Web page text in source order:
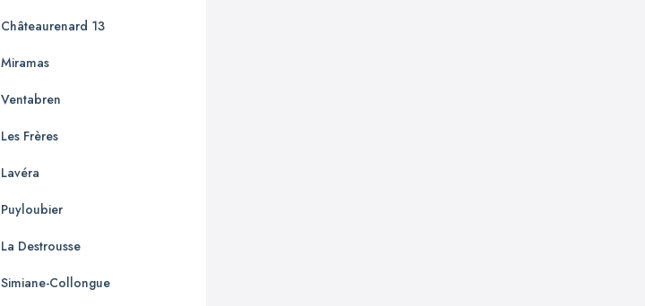
Châteaurenard 13
Miramas
Ventabren
Les Frères
Lavéra
Puyloubier
La Destrousse
Simiane-Collongue